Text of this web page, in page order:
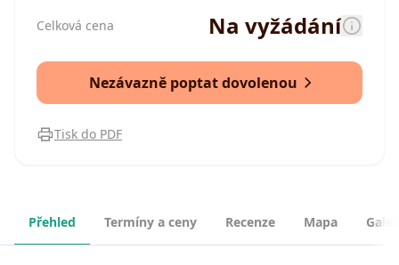
Celková cena Na vyžádání
Nezávazně poptat dovolenou
Tisk do PDF
Přehled Termíny a ceny Recenze Mapa